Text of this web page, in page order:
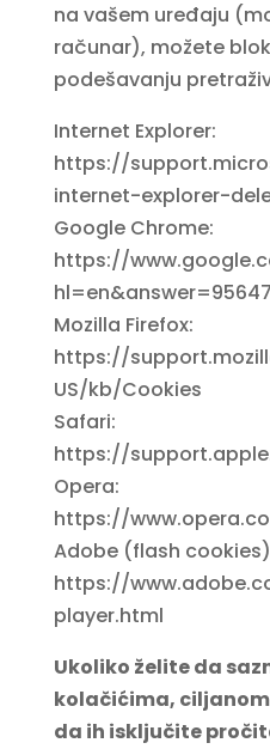
na vašem uređaju
računar), možete
podešavanju
Internet Explorer:
https://
internet-explorer-
Google Chrome:
https://
hl=en&answer=95647
Mozilla Firefox:
https://
US/kb/Cookies
Safari:
https://
Opera:
https://
Adobe (flash
https://
player.html
Ukoliko želite da
kolačićima,
da ih isključite